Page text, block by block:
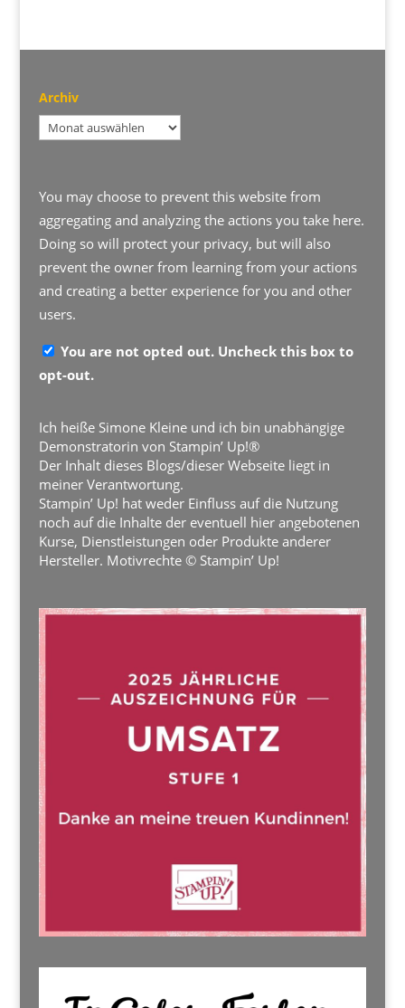
Archiv
Archiv
You may choose to prevent this website from
aggregating and analyzing the actions you take here.
Doing so will protect your privacy, but will also
prevent the owner from learning from your actions
and creating a better experience for you and other
users.
You are not opted out. Uncheck this box to
opt-out.
Ich heiße Simone Kleine und ich bin unabhängige
Demonstratorin von Stampin’ Up!®
Der Inhalt dieses Blogs/dieser Webseite liegt in
meiner Verantwortung.
Stampin’ Up! hat weder Einfluss auf die Nutzung
noch auf die Inhalte der eventuell hier angebotenen
Kurse, Dienstleistungen oder Produkte anderer
Hersteller. Motivrechte © Stampin’ Up!